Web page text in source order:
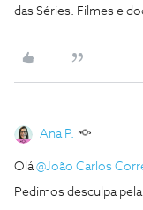
das Séries. Filmes e
Ana P.
Olá @João Carlos
Pedimos desculpa